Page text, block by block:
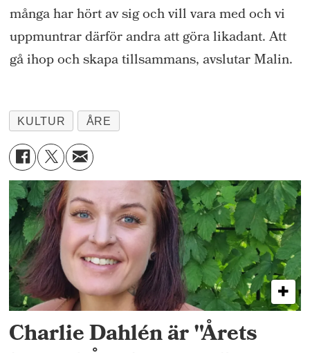
många har hört av sig och vill vara med och vi
uppmuntrar därför andra att göra likadant. Att
gå ihop och skapa tillsammans, avslutar Malin.
KULTUR ÅRE
Charlie Dahlén är "Årets